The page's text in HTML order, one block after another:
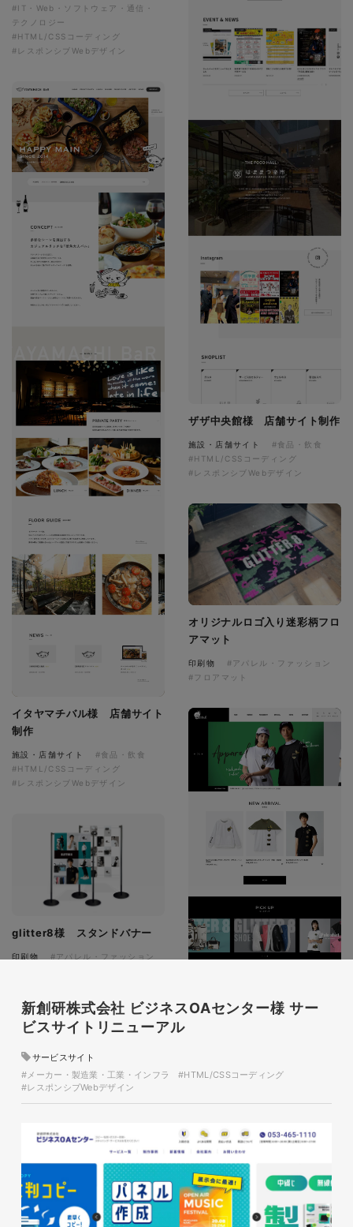
#IT・Web・ソフトウェア・通信・
テクノロジー
#HTML/CSSコーディング
#レスポンシブWebデザイン
ザザ中央館様 店舗サイト制作
施設・店舗サイト
#食品・飲食
#HTML/CSSコーディング
#レスポンシブWebデザイン
イタヤマチバル様 店舗サイト
制作
施設・店舗サイト
#食品・飲食
#HTML/CSSコーディング
#レスポンシブWebデザイン
オリジナルロゴ入り迷彩柄フロ
アマット
印刷物
#アパレル・ファッション
#フロアマット
glitter8様 スタンドバナー
印刷物
#アパレル・ファッション
#A4スタンドバナー
新創研株式会社 ビジネスOAセンター様 サー
ビスサイトリニューアル
サービスサイト
#メーカー・製造業・工業・インフラ
#HTML/CSSコーディング
#レスポンシブWebデザイン